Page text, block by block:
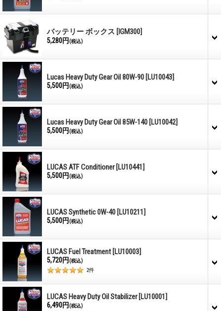
バッテリー ボックス [IGM300]
5,280円 (税込)
Lucas Heavy Duty Gear Oil 80W-90 [LU10043]
5,500円 (税込)
Lucas Heavy Duty Gear Oil 85W-140 [LU10042]
5,500円 (税込)
LUCAS ATF Conditioner [LU10441]
5,500円 (税込)
LUCAS Synthetic 0W-40 [LU10211]
5,500円 (税込)
LUCAS Fuel Treatment [LU10003]
5,720円 (税込)
2件
LUCAS Heavy Duty Oil Stabilizer [LU10001]
6,490円 (税込)